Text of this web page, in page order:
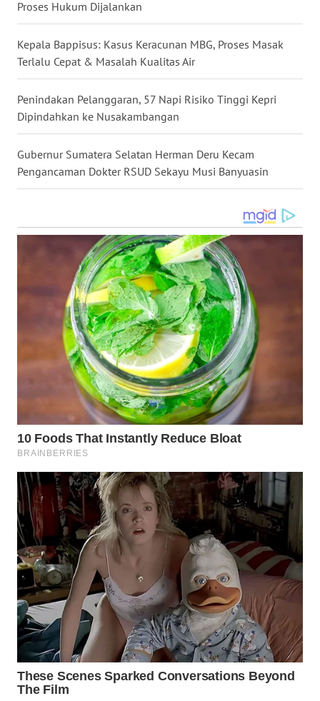
Proses Hukum Dijalankan
Kepala Bappisus: Kasus Keracunan MBG, Proses Masak
Terlalu Cepat & Masalah Kualitas Air
Penindakan Pelanggaran, 57 Napi Risiko Tinggi Kepri
Dipindahkan ke Nusakambangan
Gubernur Sumatera Selatan Herman Deru Kecam
Pengancaman Dokter RSUD Sekayu Musi Banyuasin
WN
LAMPUNG
WN
WN
NUSANTARA
JOGJA
JATIM
BALI
KALBAR
WN
KALTARA
WN
KALSEL
WN
KALTIM
WN
SULSEL
WN
GORONTALO
WN